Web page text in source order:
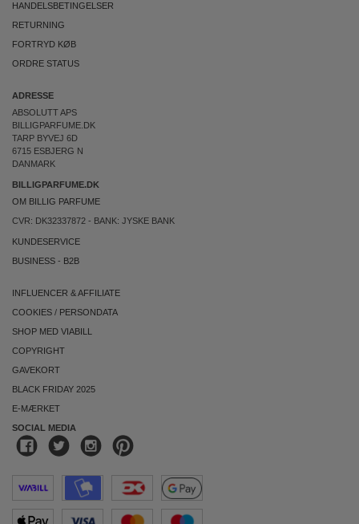
HANDELSBETINGELSER
RETURNING
FORTRYD KØB
ORDRE STATUS
ADRESSE
ABSOLUTT APS
BILLIGPARFUME.DK
TARP BYVEJ 6D
6715 ESBJERG N
DANMARK
BILLIGPARFUME.DK
OM BILLIG PARFUME
CVR: DK32337872 - BANK: JYSKE BANK
KUNDESERVICE
BUSINESS - B2B
INFLUENCER & AFFILIATE
COOKIES / PERSONDATA
SHOP MED VIABILL
COPYRIGHT
GAVEKORT
BLACK FRIDAY 2025
E-MÆRKET
SOCIAL MEDIA